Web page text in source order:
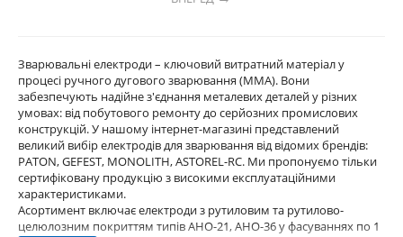
Зварювальні електроди – ключовий витратний матеріал у
процесі ручного дугового зварювання (MMA). Вони
забезпечують надійне з'єднання металевих деталей у різних
умовах: від побутового ремонту до серйозних промислових
конструкцій. У нашому інтернет-магазині представлений
великий вибір електродів для зварювання від відомих брендів:
PATON, GEFEST, MONOLITH, ASTOREL-RC. Ми пропонуємо тільки
сертифіковану продукцію з високими експлуатаційними
характеристиками.
Асортимент включає електроди з рутиловим та рутилово-
целюлозним покриттям типів АНО-21, АНО-36 у фасуваннях по 1